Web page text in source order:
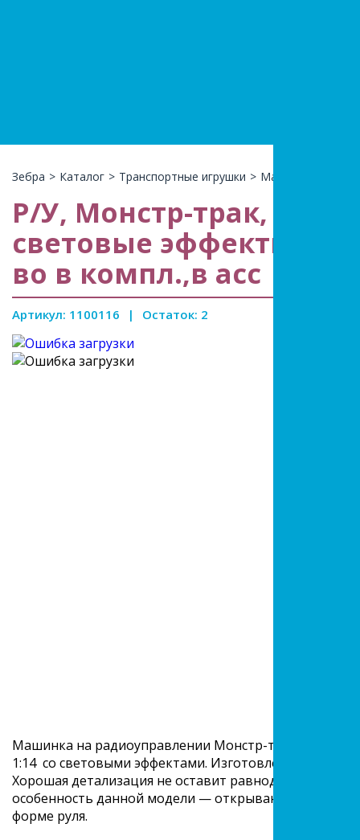
Зебра > Каталог > Транспортные игрушки > Машины на р/у
Р/У, Монстр-трак,
световые эффекты,в
во в компл.,в асс
Артикул: 1100116 | Остаток: 2
Машинка на радиоуправлении Монстр-трак
1:14 со световыми эффектами. Изготовлена из
Хорошая детализация не оставит равнодушным ни
особенность данной модели — открывающиеся с
форме руля.